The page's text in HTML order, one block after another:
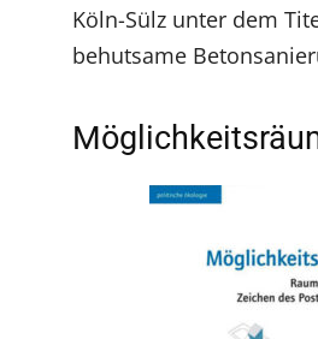
Köln-Sülz unter dem
behutsame